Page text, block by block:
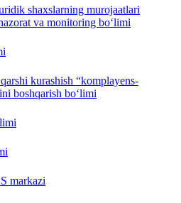
shaxslarning murojaatlari
va monitoring bo‘limi
kurashish “komplayens-
boshqarish bo‘limi
markazi